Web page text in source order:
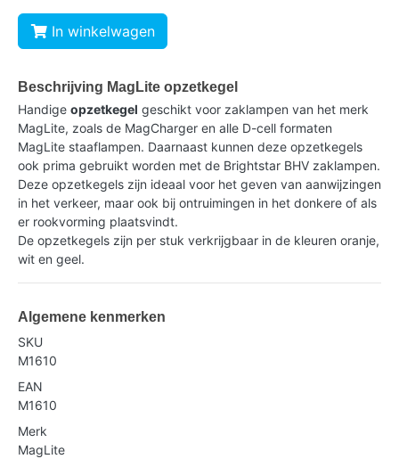
In winkelwagen
Beschrijving MagLite opzetkegel
Handige opzetkegel geschikt voor zaklampen van het merk
MagLite, zoals de MagCharger en alle D-cell formaten
MagLite staaflampen. Daarnaast kunnen deze opzetkegels
ook prima gebruikt worden met de Brightstar BHV zaklampen.
Deze opzetkegels zijn ideaal voor het geven van aanwijzingen
in het verkeer, maar ook bij ontruimingen in het donkere of als
er rookvorming plaatsvindt.
De opzetkegels zijn per stuk verkrijgbaar in de kleuren oranje,
wit en geel.
Algemene kenmerken
SKU
M1610
EAN
M1610
Merk
MagLite